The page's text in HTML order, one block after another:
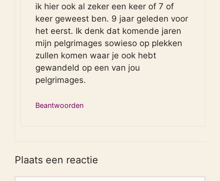
ik hier ook al zeker een keer of 7 of
keer geweest ben. 9 jaar geleden voor
het eerst. Ik denk dat komende jaren
mijn pelgrimages sowieso op plekken
zullen komen waar je ook hebt
gewandeld op een van jou
pelgrimages.
Beantwoorden
Plaats een reactie